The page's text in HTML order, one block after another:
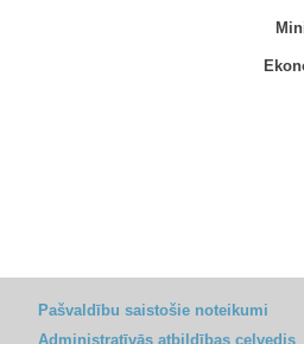
Pašvaldību saistošie noteikumi
Administratīvās atbildības ceļvedis